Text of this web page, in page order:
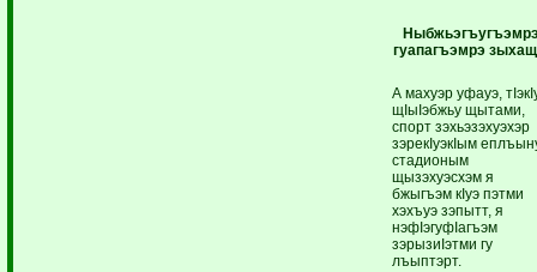
гуапагъэмрэ
А махуэр уфауэ,
щIыIэбжьу щытами,
спорт зэхьэзэхуэхэр
зэрекIуэкIым
стадионым
щызэхуэсхэм я
бжыгъэм кIуэ пэтми
хэхъуэ зэпытт, я
нэфIэгуфIагъэм
зэрызиIэтми гу
лъыптэрт.